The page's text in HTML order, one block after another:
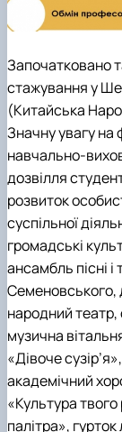
Започатковано
стажування у
(Китайська
Значну увагу на
навчально-
дозвілля
розвиток
суспільної
громадські
ансамбль пісні
Семеновського,
народний театр,
музична
«Дівоче
академічний
«Культура твого
палітра»,